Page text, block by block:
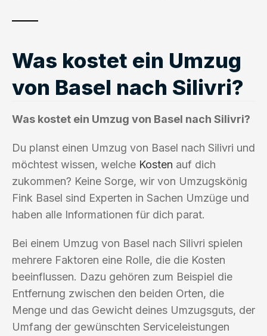
Was kostet ein Umzug
von Basel nach Silivri?
Was kostet ein Umzug von Basel nach Silivri?
Du planst einen Umzug von Basel nach Silivri und
möchtest wissen, welche Kosten auf dich
zukommen? Keine Sorge, wir von Umzugskönig
Fink Basel sind Experten in Sachen Umzüge und
haben alle Informationen für dich parat.
Bei einem Umzug von Basel nach Silivri spielen
mehrere Faktoren eine Rolle, die die Kosten
beeinflussen. Dazu gehören zum Beispiel die
Entfernung zwischen den beiden Orten, die
Menge und das Gewicht deines Umzugsguts, der
Umfang der gewünschten Serviceleistungen